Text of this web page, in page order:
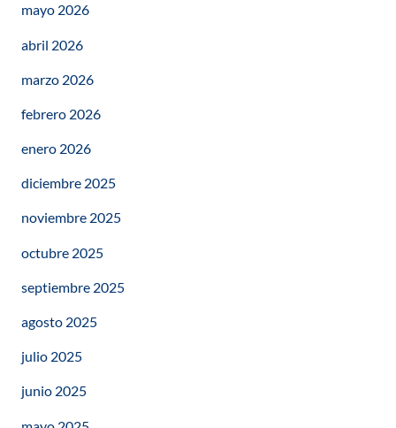
mayo 2026
abril 2026
marzo 2026
febrero 2026
enero 2026
diciembre 2025
noviembre 2025
octubre 2025
septiembre 2025
agosto 2025
julio 2025
junio 2025